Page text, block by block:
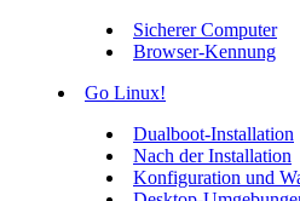
Sicherer Computer
Browser-Kennung
Go Linux!
Dualboot-Installation
Nach der Installation
Konfiguration und